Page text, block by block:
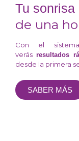
Tu sonrisa
de una
Con el
verásresultados
desde la primera
SABER MÁS